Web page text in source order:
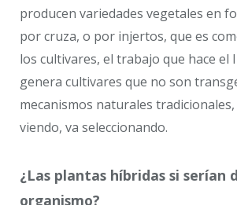
producen variedades vegetales en
por cruza, o por injertos, que es
los cultivares, el trabajo que hace el
genera cultivares que no son
mecanismos naturales
viendo, va seleccionando.
¿Las plantas híbridas si serían
organismo?